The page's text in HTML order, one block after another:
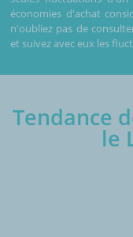
économies d'achat
n'oubliez pas de
et suivez avec eux les
Tendance
le